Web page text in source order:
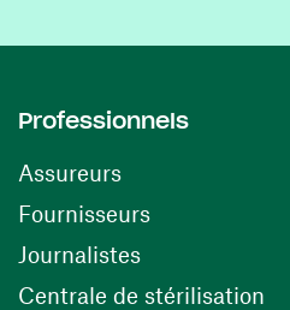
Professionnels
Assureurs
Fournisseurs(opens in a
Journalistes
Centrale de stérilisation